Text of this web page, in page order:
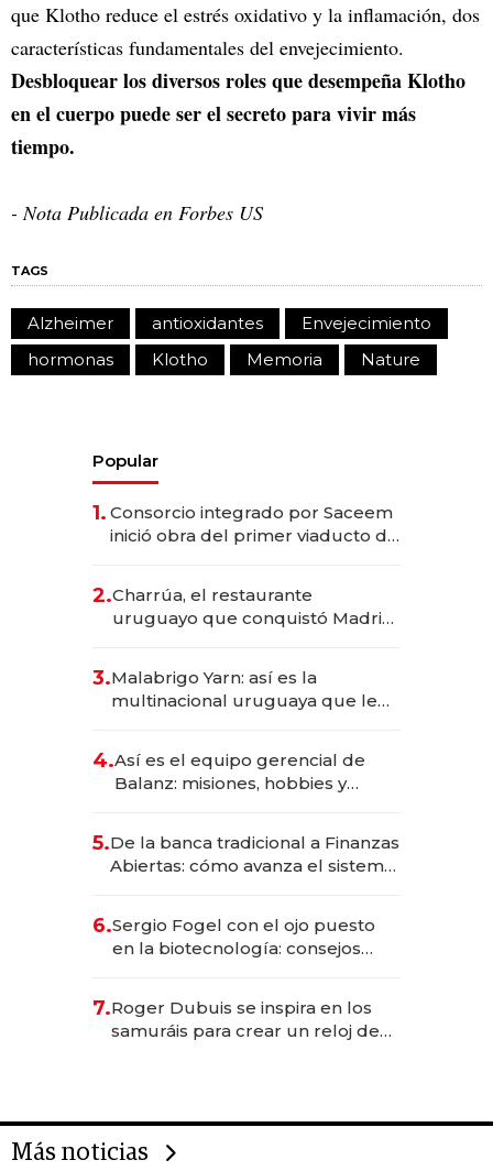
que Klotho reduce el estrés oxidativo y la inflamación, dos
características fundamentales del envejecimiento.
Desbloquear los diversos roles que desempeña Klotho
en el cuerpo puede ser el secreto para vivir más
tiempo.
- Nota Publicada en Forbes US
TAGS
Alzheimer antioxidantes
Envejecimiento
hormonas
Klotho Memoria Nature
Popular
1. Consorcio integrado por Saceem
inició obra del primer viaducto de
millones
2.Charrúa, el restaurante
uruguayo que conquistó Madrid:
anticipación y prepara apertura
3.Malabrigo Yarn: así es la
multinacional uruguaya que le
4.Así es el equipo gerencial de
Balanz: misiones, hobbies y
5.De la banca tradicional a Finanzas
Abiertas: cómo avanza el sistema
6.Sergio Fogel con el ojo puesto
en la biotecnología: consejos
rol de la IA
7.Roger Dubuis se inspira en los
samuráis para crear un reloj de
Más noticias